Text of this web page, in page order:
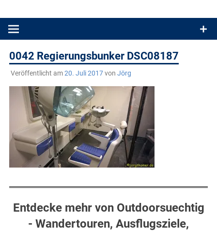
Produkttests und Buchrezensionen. Ein Blog für alle, die gern
0042 Regierungsbunker DSC08187
Veröffentlicht am20. Juli 2017von Jörg
Entdecke mehr von Outdoorsuechtig
- Wandertouren, Ausflugsziele,